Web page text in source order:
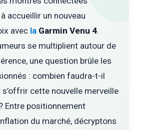
à accueillir un nouveau
avec la Garmin Venu 4.
se multiplient autour de
une question brûle les
: combien faudra-t-il
cette nouvelle merveille
Entre positionnement
du marché, décryptons